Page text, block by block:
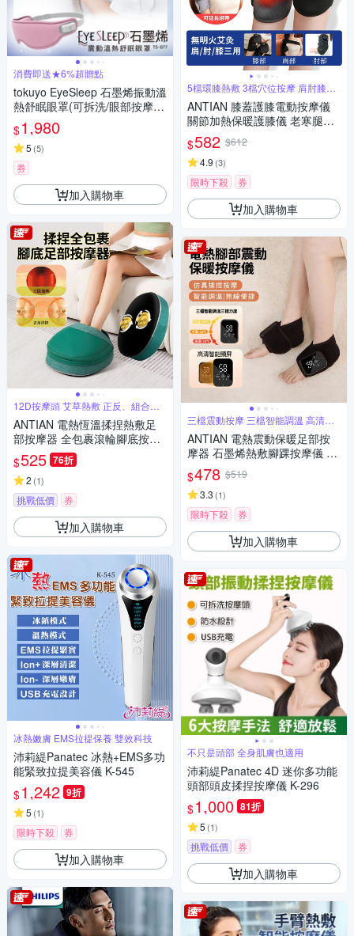
消費即送★6%超贈點
tokuyo EyeSleep 石墨烯振動溫
熱舒眠眼罩(可拆洗/眼部按摩)
TS-077
$1,980
5 (5)
券
加入購物車
12D按摩頭 艾草熱敷 正反、組合按
ANTIAN 電熱恆溫揉捏熱敷足
部按摩器 全包裹滾輪腳底按摩
機 腳踝保暖按摩放鬆器 暖腳器
暖足器
$525 76折
2 (1)
挑戰低價 券
加入購物車
冰熱嫩膚 EMS拉提保養 雙效科技
沛莉緹Panatec 冰熱+EMS多功
能緊致拉提美容儀 K-545
$1,242 9折
5 (1)
限時下殺 券
加入購物車
5檔環膝熱敷 3檔穴位按摩 肩肘膝多
用途
ANTIAN 膝蓋護膝電動按摩儀
關節加熱保暖護膝儀 老寒腿保
暖發熱器 肩肘膝蓋三用 長輩送
禮 單只
$582 $612
4.9 (3)
限時下殺 券
加入購物車
三檔震動按摩 三檔智能調溫 高清智
能顯屏
ANTIAN 電熱震動保暖足部按
摩器 石墨烯熱敷腳踝按摩儀 腳
踝關節發熱按摩放鬆器
$478 $519
3.3 (1)
限時下殺 券
加入購物車
不只是頭部 全身肌膚也適用
沛莉緹Panatec 4D 迷你多功能
頭部頭皮揉捏按摩儀 K-296
$1,000 81折
5 (1)
挑戰低價 券
加入購物車